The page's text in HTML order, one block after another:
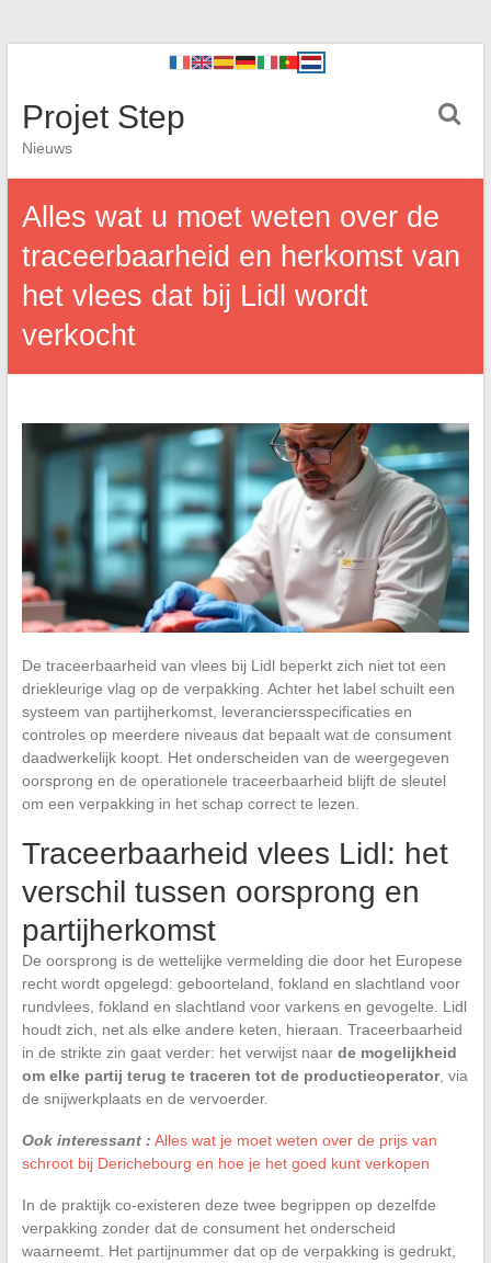
Projet Step
Nieuws
Alles wat u moet weten over de
traceerbaarheid en herkomst van
het vlees dat bij Lidl wordt
verkocht
De traceerbaarheid van vlees bij Lidl beperkt zich niet tot een
driekleurige vlag op de verpakking. Achter het label schuilt een
systeem van partijherkomst, leveranciersspecificaties en
controles op meerdere niveaus dat bepaalt wat de consument
daadwerkelijk koopt. Het onderscheiden van de weergegeven
oorsprong en de operationele traceerbaarheid blijft de sleutel
om een verpakking in het schap correct te lezen.
Traceerbaarheid vlees Lidl: het
verschil tussen oorsprong en
partijherkomst
De oorsprong is de wettelijke vermelding die door het Europese
recht wordt opgelegd: geboorteland, fokland en slachtland voor
rundvlees, fokland en slachtland voor varkens en gevogelte. Lidl
houdt zich, net als elke andere keten, hieraan. Traceerbaarheid
in de strikte zin gaat verder: het verwijst naar de mogelijkheid
om elke partij terug te traceren tot de productieoperator, via
de snijwerkplaats en de vervoerder.
Ook interessant : Alles wat je moet weten over de prijs van
schroot bij Derichebourg en hoe je het goed kunt verkopen
In de praktijk co-existeren deze twee begrippen op dezelfde
verpakking zonder dat de consument het onderscheid
waarneemt. Het partijnummer dat op de verpakking is gedrukt,